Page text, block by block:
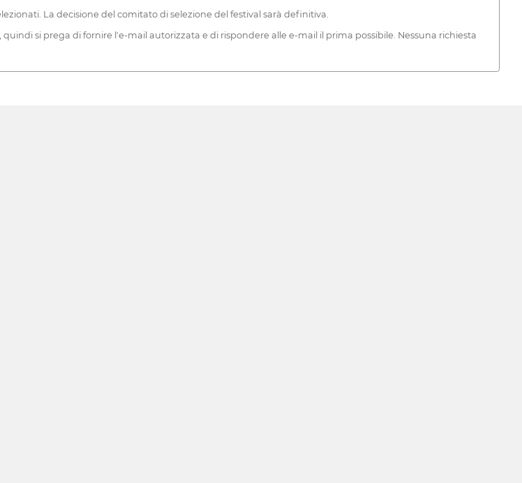
La decisione del comitato di selezione del festival sarà definitiva.
si prega di fornire l'e-mail autorizzata e di rispondere alle e-mail il prima possibile. Nessuna richiesta